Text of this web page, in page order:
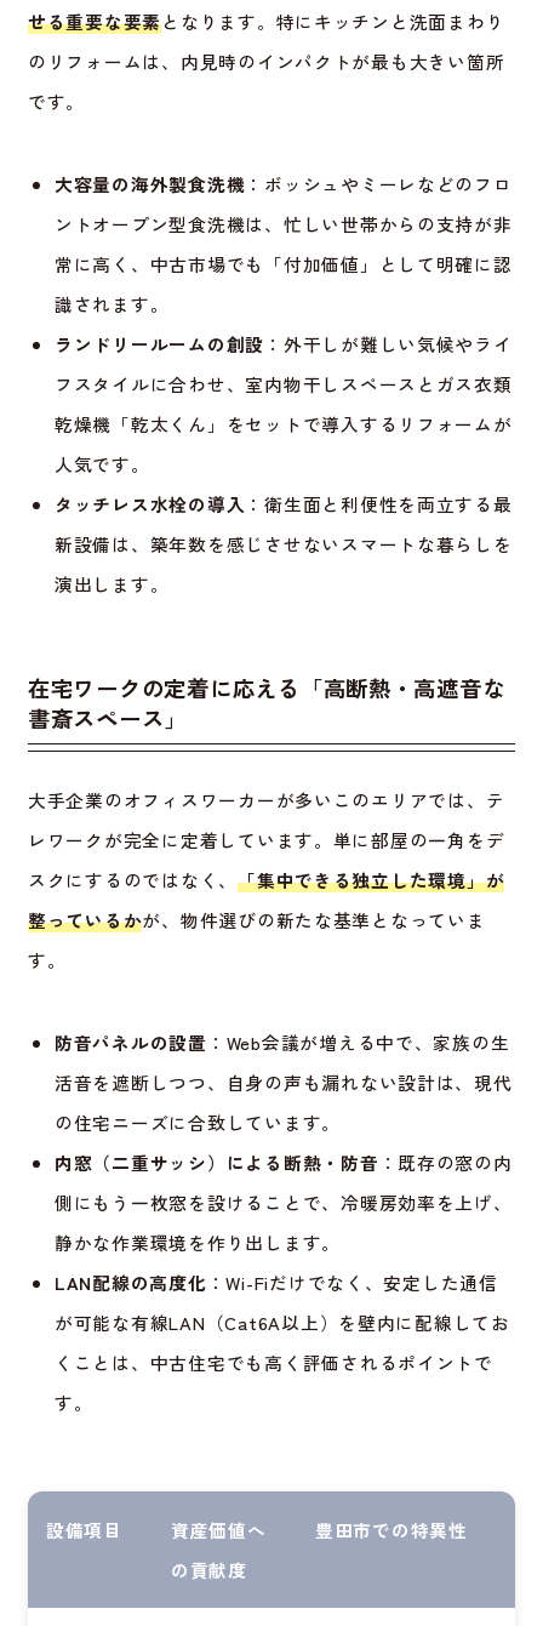
せる重要な要素となります。特にキッチンと洗面まわり
のリフォームは、内見時のインパクトが最も大きい箇所
です。
大容量の海外製食洗機 ：ボッシュやミーレなどのフロ
ントオープン型食洗機は、忙しい世帯からの支持が非
常に高く、中古市場でも「付加価値」として明確に認
識されます。
ランドリールームの創設 ：外干しが難しい気候やライ
フスタイルに合わせ、室内物干しスペースとガス衣類
乾燥機「乾太くん」をセットで導入するリフォームが
人気です。
タッチレス水栓の導入 ：衛生面と利便性を両立する最
新設備は、築年数を感じさせないスマートな暮らしを
演出します。
在宅ワークの定着に応える「高断熱・高遮音な
書斎スペース」
大手企業のオフィスワーカーが多いこのエリアでは、テ
レワークが完全に定着しています。単に部屋の一角をデ
スクにするのではなく、「集中できる独立した環境」が
整っているかが、物件選びの新たな基準となっていま
す。
防音パネルの設置 ：Web会議が増える中で、家族の生
活音を遮断しつつ、自身の声も漏れない設計は、現代
の住宅ニーズに合致しています。
内窓（二重サッシ）による断熱・防音 ：既存の窓の内
側にもう一枚窓を設けることで、冷暖房効率を上げ、
静かな作業環境を作り出します。
LAN配線の高度化 ：Wi-Fiだけでなく、安定した通信
が可能な有線LAN（Cat6A以上）を壁内に配線してお
くことは、中古住宅でも高く評価されるポイントで
す。
設備項目
資産価値へ
の貢献度
豊田市での特異性